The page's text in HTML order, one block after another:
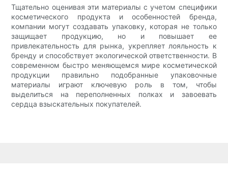
Тщательно оценивая эти материалы с учетом специфики
косметического продукта и особенностей бренда,
компании могут создавать упаковку, которая не только
защищает продукцию, но и повышает ее
привлекательность для рынка, укрепляет лояльность к
бренду и способствует экологической ответственности. В
современном быстро меняющемся мире косметической
продукции правильно подобранные упаковочные
материалы играют ключевую роль в том, чтобы
выделиться на переполненных полках и завоевать
сердца взыскательных покупателей.